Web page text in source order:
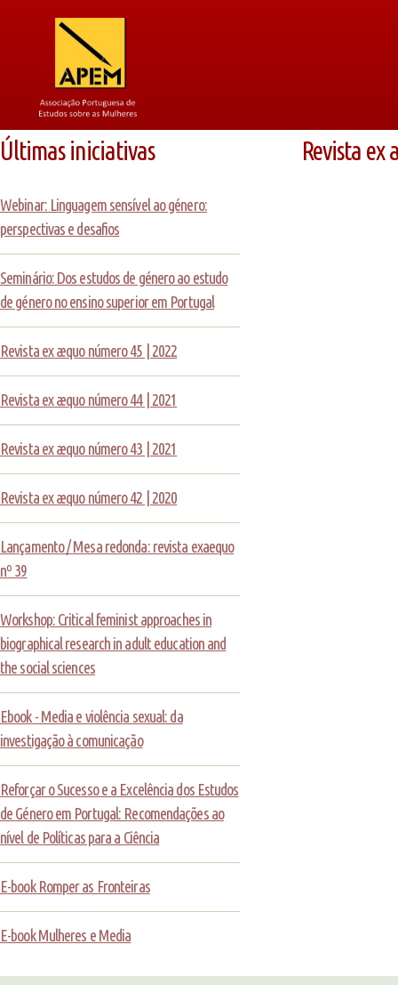
Últimas iniciativas
Webinar: Linguagem sensível ao género:
perspectivas e desafios
Seminário: Dos estudos de género ao estudo
de género no ensino superior em Portugal
Revista ex æquo número 45 | 2022
Revista ex æquo número 44 | 2021
Revista ex æquo número 43 | 2021
Revista ex æquo número 42 | 2020
Lançamento / Mesa redonda: revista exaequo
nº 39
Workshop: Critical feminist approaches in
biographical research in adult education and
the social sciences
Ebook - Media e violência sexual: da
investigação à comunicação
Reforçar o Sucesso e a Excelência dos Estudos
de Género em Portugal: Recomendações ao
nível de Políticas para a Ciência
E-book Romper as Fronteiras
E-book Mulheres e Media
Revista ex